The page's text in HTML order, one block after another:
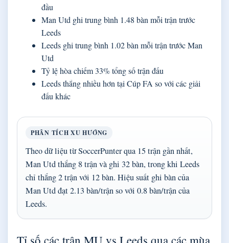
đầu
Man Utd ghi trung bình 1.48 bàn mỗi trận trước
Leeds
Leeds ghi trung bình 1.02 bàn mỗi trận trước Man
Utd
Tỷ lệ hòa chiếm 33% tổng số trận đấu
Leeds thắng nhiều hơn tại Cúp FA so với các giải
đấu khác
PHÂN TÍCH XU HƯỚNG
Theo dữ liệu từ SoccerPunter qua 15 trận gần nhất,
Man Utd thắng 8 trận và ghi 32 bàn, trong khi Leeds
chỉ thắng 2 trận với 12 bàn. Hiệu suất ghi bàn của
Man Utd đạt 2.13 bàn/trận so với 0.8 bàn/trận của
Leeds.
Tỉ số các trận MU vs Leeds qua các mùa